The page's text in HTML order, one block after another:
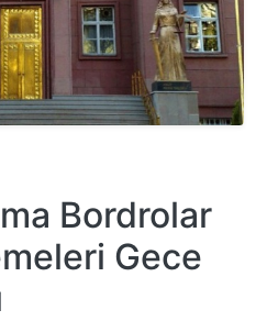
Bordrolar
Gece